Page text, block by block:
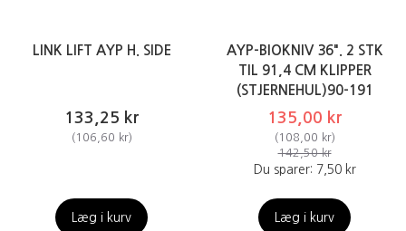
LINK LIFT AYP H. SIDE
133,25 kr
( 106,60 kr)
Læg i kurv
AYP-BIOKNIV 36". 2 STK
TIL 91,4 CM KLIPPER
(STJERNEHUL)90-191
135,00 kr
( 108,00 kr)
142,50 kr
Du sparer: 7,50 kr
Læg i kurv